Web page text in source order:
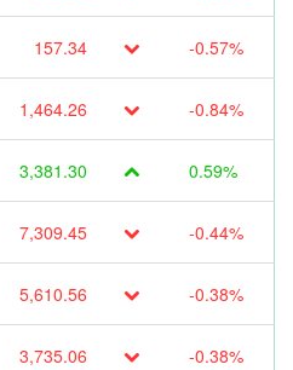
157.34 -0.57%
1,464.26 -0.84%
3,381.30 0.59%
7,309.45 -0.44%
5,610.56 -0.38%
3,735.06 -0.38%